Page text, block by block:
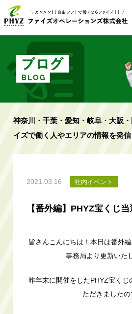
神奈川・千葉・愛知・岐阜・大阪
イズで働く人やエリアの情報を発信
2021.03.16 社内イベント
【番外編】PHYZ宝くじ
皆さんこんにちは！本日は番外
事務局より更新いた
昨年末に開催をしたPHYZ宝くじ
ただきましたの